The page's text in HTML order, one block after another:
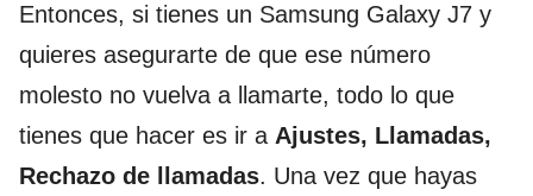
Entonces, si tienes un Samsung Galaxy J7 y
quieres asegurarte de que ese número
molesto no vuelva a llamarte, todo lo que
tienes que hacer es ir a Ajustes, Llamadas,
Rechazo de llamadas. Una vez que hayas